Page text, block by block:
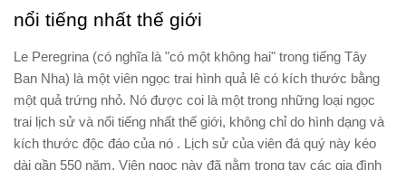
nổi tiếng nhất thế giới
Le Peregrina (có nghĩa là "có một không hai" trong tiếng Tây
Ban Nha) là một viên ngọc trai hình quả lê có kích thước bằng
một quả trứng nhỏ. Nó được coi là một trong những loại ngọc
trai lịch sử và nổi tiếng nhất thế giới, không chỉ do hình dạng và
kích thước độc đáo của nó . Lịch sử của viên đá quý này kéo
dài gần 550 năm. Viên ngọc này đã nằm trong tay các gia đình